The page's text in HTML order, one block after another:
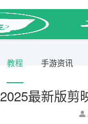
教程 手游资讯
2025最新版剪